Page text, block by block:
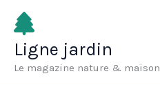
Aller
contenu
Ligne jardin
Le magazine nature & maison